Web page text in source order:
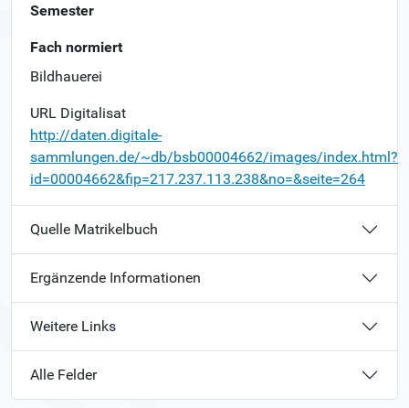
Semester
Fach normiert
Bildhauerei
URL Digitalisat
http://daten.digitale-
sammlungen.de/~db/bsb00004662/images/index.html?
id=00004662&fip=217.237.113.238&no=&seite=264
Quelle Matrikelbuch
Ergänzende Informationen
Weitere Links
Alle Felder